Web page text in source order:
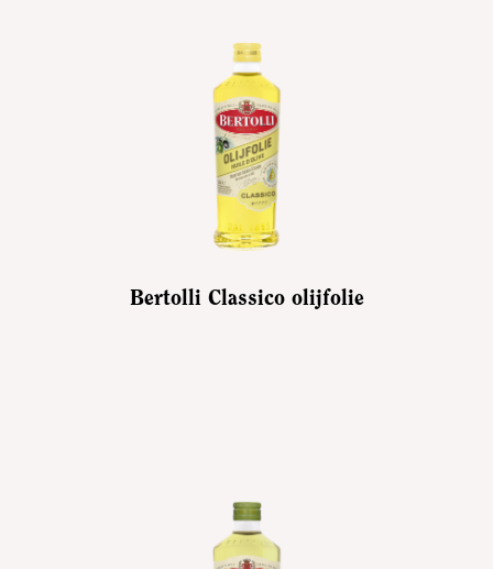
Bertolli Classico olijfolie